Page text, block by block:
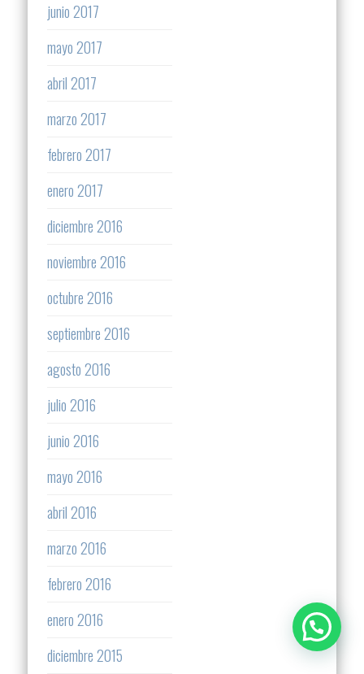
junio 2017
mayo 2017
abril 2017
marzo 2017
febrero 2017
enero 2017
diciembre 2016
noviembre 2016
octubre 2016
septiembre 2016
agosto 2016
julio 2016
junio 2016
mayo 2016
abril 2016
marzo 2016
febrero 2016
enero 2016
diciembre 2015